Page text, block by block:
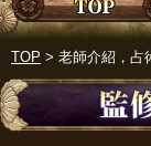
TOP > 老師介紹，占